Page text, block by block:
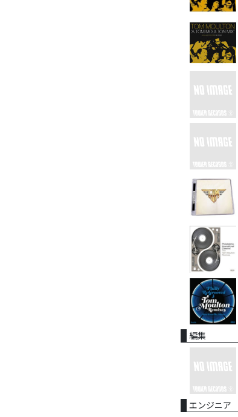
編集
エンジニア